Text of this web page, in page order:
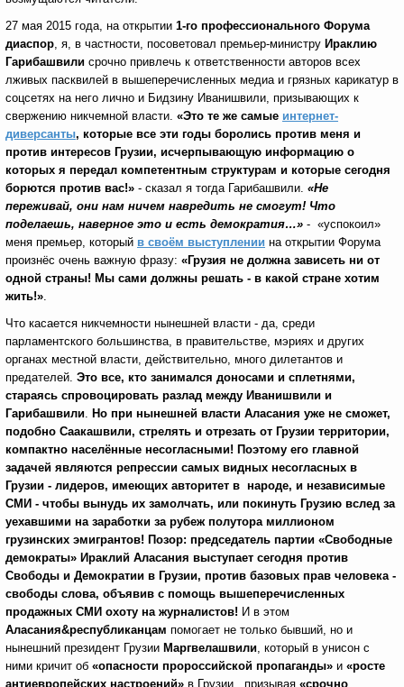
27 мая 2015 года, на открытии 1-го профессионального Форума
диаспор, я, в частности, посоветовал премьер-министру Ираклию
Гарибашвили срочно привлечь к ответственности авторов всех
лживых пасквилей в вышеперечисленных медиа и грязных карикатур в
соцсетях на него лично и Бидзину Иванишвили, призывающих к
свержению никчемной власти. «Это те же самые интернет-
диверсанты, которые все эти годы боролись против меня и
против интересов Грузии, исчерпывающую информацию о
которых я передал компетентным структурам и которые сегодня
борются против вас!» - сказал я тогда Гарибашвили. «Не
переживай, они нам ничем навредить не смогут! Что
поделаешь, наверное это и есть демократия…» - «успокоил»
меня премьер, который в своём выступлении на открытии Форума
произнёс очень важную фразу: «Грузия не должна зависеть ни от
одной страны! Мы сами должны решать - в какой стране хотим
жить!».
Что касается никчемности нынешней власти - да, среди
парламентского большинства, в правительстве, мэриях и других
органах местной власти, действительно, много дилетантов и
предателей. Это все, кто занимался доносами и сплетнями,
стараясь спровоцировать разлад между Иванишвили и
Гарибашвили. Но при нынешней власти Аласания уже не сможет,
подобно Саакашвили, стрелять и отрезать от Грузии территории,
компактно населённые несогласными! Поэтому его главной
задачей являются репрессии самых видных несогласных в
Грузии - лидеров, имеющих авторитет в народе, и независимые
СМИ - чтобы вынудь их замолчать, или покинуть Грузию вслед за
уехавшими на заработки за рубеж полутора миллионом
грузинских эмигрантов! Позор: председатель партии «Свободные
демократы» Ираклий Аласания выступает сегодня против
Свободы и Демократии в Грузии, против базовых прав человека -
свободы слова, объявив с помощь вышеперечисленных
продажных СМИ охоту на журналистов! И в этом
Аласания&республиканцам помогает не только бывший, но и
нынешний президент Грузии Маргвелашвили, который в унисон с
ними кричит об «опасности пророссийской пропаганды» и «росте
антиевропейских настроений» в Грузии, призывая «срочно